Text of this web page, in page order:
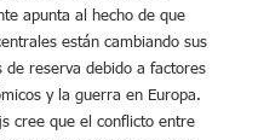
apunta al hecho de que
están cambiando sus
de reserva debido a factores
y la guerra en Europa.
cree que el conflicto entre